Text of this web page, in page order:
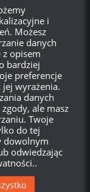
rzędu 190
jak
perełka, nic
C. I to w
Nic nowego.
co nie pozwoli
C. I to w zasadzie
unikalną cechę
do 44 100
i
Możesz
danych
z opisem
bardziej
preferencje
wyrażenia.
danych
ale masz
Twoje
do tej
dowolnym
odwiedzając